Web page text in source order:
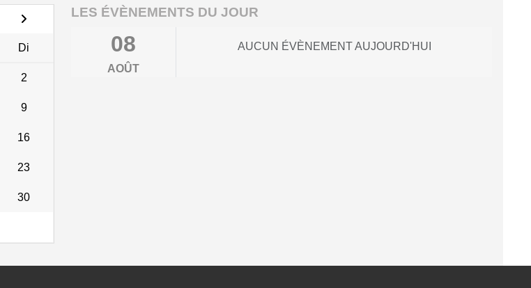
Di
2
9
16
23
30
LES ÉVÈNEMENTS DU JOUR
08
AOÛT
AUCUN ÉVÈNEMENT AUJOURD'HUI